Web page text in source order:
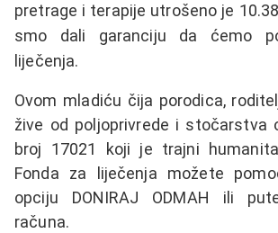
pretrage i terapije utrošeno je
smo dali garanciju da ćemo
liječenja.
Ovom mladiću čija porodica,
žive od poljoprivrede i stočarstva
broj 17021 koji je trajni
Fonda za liječenja možete
opciju DONIRAJ ODMAH ili
računa.